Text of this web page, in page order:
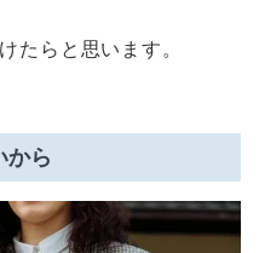
たらと思います。
から